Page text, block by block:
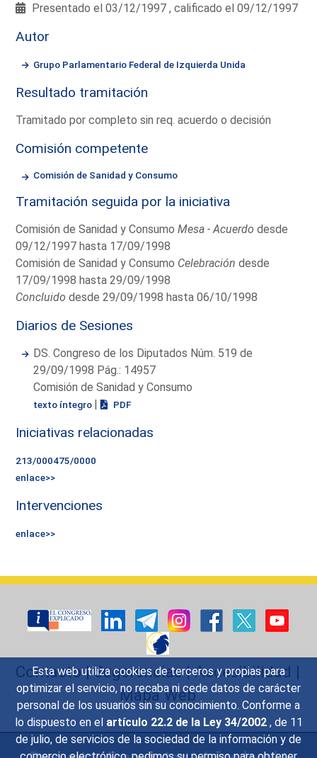
Esta web utiliza cookies de terceros y propias para
optimizar el servicio, no recaba ni cede datos de carácter
personal de los usuarios sin su conocimiento. Conforme a
lo dispuesto en el artículo 22.2 de la Ley 34/2002 , de 11
de julio, de servicios de la sociedad de la información y de
Presentado el 03/12/1997 , calificado el 09/12/1997
Autor
Grupo Parlamentario Federal de Izquierda Unida
Resultado tramitación
Tramitado por completo sin req. acuerdo o decisión
Comisión competente
Comisión de Sanidad y Consumo
Tramitación seguida por la iniciativa
Comisión de Sanidad y ConsumoMesa - Acuerdo desde
09/12/1997 hasta 17/09/1998
Comisión de Sanidad y Consumo Celebración desde
17/09/1998 hasta 29/09/1998
Concluido desde 29/09/1998 hasta 06/10/1998
Diarios de Sesiones
DS. Congreso de los Diputados Núm. 519 de
29/09/1998 Pág.: 14957
Comisión de Sanidad y Consumo
texto íntegro | PDF
Iniciativas relacionadas
213/000475/0000
enlace>>
Intervenciones
enlace>>
Contacto|Sugerencias|Accesibilidad |
Mapa Web